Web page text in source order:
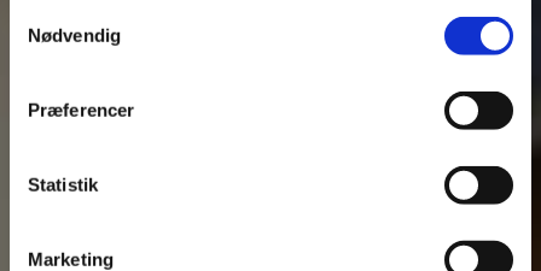
Nødvendig
Præferencer
Statistik
Marketing
Bliv kontaktet